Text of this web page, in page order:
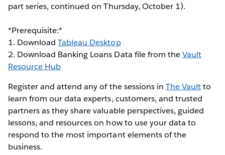
part series, continued on Thursday, October 1).
*Prerequisite:*
1. DownloadTableau Desktop
2. Download Banking Loans Data file from theVault
Resource Hub
Register and attend any of the sessions in The Vaultto
learn from our data experts, customers, and trusted
partners as they share valuable perspectives, guided
lessons, and resources on how to use your data to
respond to the most important elements of the
business.